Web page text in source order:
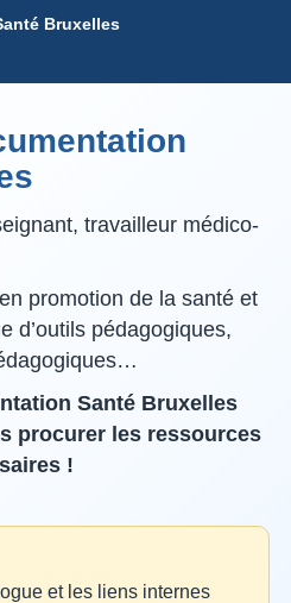
Bruxelles
travailleur médico-
promotion de la santé et
d’outils pédagogiques,
Santé Bruxelles
procurer les ressources
!
et les liens internes